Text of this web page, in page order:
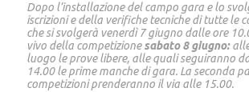
Dopo l’installazione del campo gara e lo
iscrizioni e della verifiche tecniche di tutte le
che si svolgerà venerdì 7 giugno dalle ore
vivo della competizionesabato8giugno:
luogo le prove libere, alle quali seguiranno
14.00 le prime manche di gara. La seconda
competizioni prenderanno il via alle 15.00.